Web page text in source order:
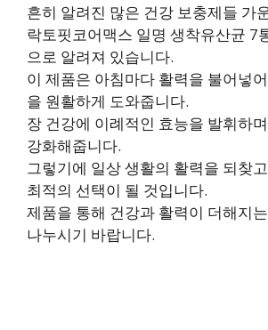
흔히 알려진 많은 건강 보충제들 가
락토핏코어맥스 일명 생착유산균 7
으로 알려져 있습니다.
이 제품은 아침마다 활력을 불어넣
을 원활하게 도와줍니다.
장 건강에 이례적인 효능을 발휘하
강화해줍니다.
그렇기에 일상 생활의 활력을 되찾
최적의 선택이 될 것입니다.
제품을 통해 건강과 활력이 더해지
나누시기 바랍니다.